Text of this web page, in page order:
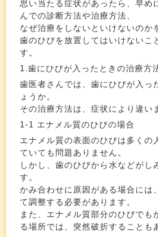
思い当たる症状があったら、早め
んでの診断方法や治療方法、
なぜ治療をしないといけないのか
歯のひびを放置してはいけないこ
す。
1.歯にひびが入ったときの治療方
歯医者さんでは、歯にひびが入っ
ょうか。
その治療方法は、症状により違い
1-1 エナメル質のひびの場合
エナメル質の表面のひびは多くの
ていても問題ありません。
しかし、歯のひびから水などがし
す。
かみ合わせに原因がある場合には
て調整する必要があります。
また、エナメル質部分のひびで
る場所では、突然破折することも